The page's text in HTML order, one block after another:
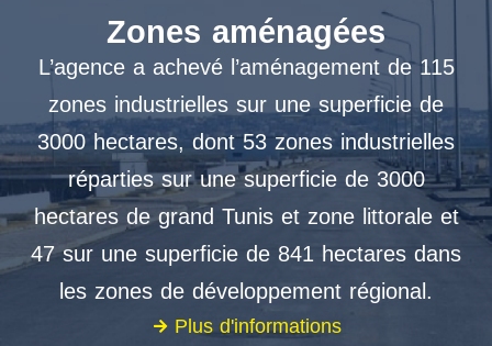
Zones aménagées
L’agence a achevé l’aménagement de 115
zones industrielles sur une superficie de
3000 hectares, dont 53 zones industrielles
réparties sur une superficie de 3000
hectares de grand Tunis et zone littorale et
47 sur une superficie de 841 hectares dans
les zones de développement régional.
Plus d'informations